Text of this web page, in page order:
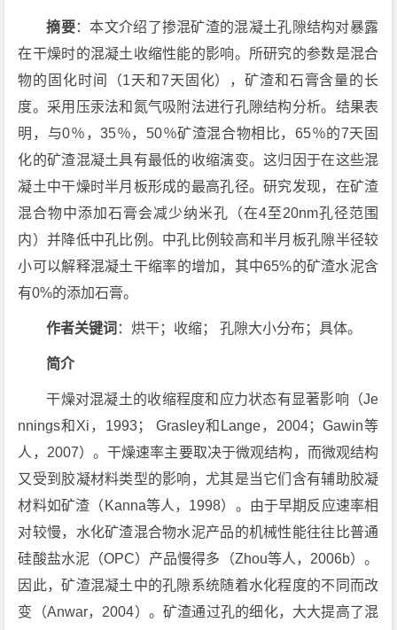
摘要：本文介绍了掺混矿渣的混凝土孔隙结构对暴露
在干燥时的混凝土收缩性能的影响。所研究的参数是混合
物的固化时间（1天和7天固化），矿渣和石膏含量的长
度。采用压汞法和氮气吸附法进行孔隙结构分析。结果表
明，与0％，35％，50％矿渣混合物相比，65％的7天固
化的矿渣混凝土具有最低的收缩演变。这归因于在这些混
凝土中干燥时半月板形成的最高孔径。研究发现，在矿渣
混合物中添加石膏会减少纳米孔（在4至20nm孔径范围
内）并降低中孔比例。中孔比例较高和半月板孔隙半径较
小可以解释混凝土干缩率的增加，其中65%的矿渣水泥含
有0%的添加石膏。
作者关键词 ：烘干；收缩； 孔隙大小分布；具体。
简介
干燥对混凝土的收缩程度和应力状态有显著影响（Je
nnings和Xi，1993； Grasley和Lange，2004；Gawin等
人，2007）。干燥速率主要取决于微观结构，而微观结构
又受到胶凝材料类型的影响，尤其是当它们含有辅助胶凝
材料如矿渣（Kanna等人，1998）。由于早期反应速率相
对较慢，水化矿渣混合物水泥产品的机械性能往往比普通
硅酸盐水泥（OPC）产品慢得多（Zhou等人，2006b）。
因此，矿渣混凝土中的孔隙系统随着水化程度的不同而改
变（Anwar，2004）。矿渣通过孔的细化，大大提高了混